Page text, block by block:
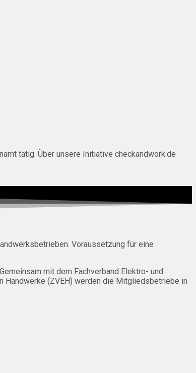
tätig. Über unsere Initiative checkandwork.de
Voraussetzung für eine
mit dem Fachverband Elektro- und
Handwerke (ZVEH) werden die Mitgliedsbetriebe in